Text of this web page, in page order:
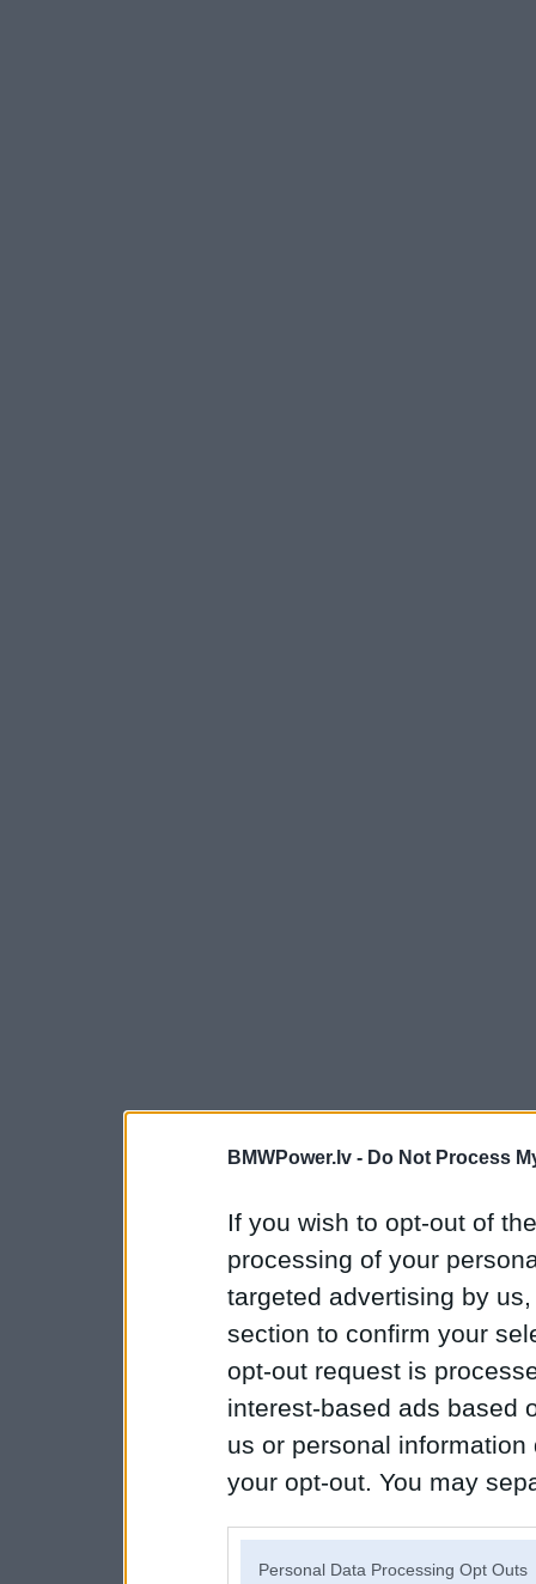
BMWPower.lv - Do Not Process
If you wish to opt-out of
processing of your
targeted advertising by
section to confirm your
opt-out request is
interest-based ads based
us or personal
your opt-out. You may
Personal Data Processing Opt Outs